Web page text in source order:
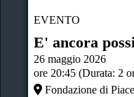
EVENTO
E' ancora
26 maggio 2026
ore 20:45 (Durata: 2
Fondazione di